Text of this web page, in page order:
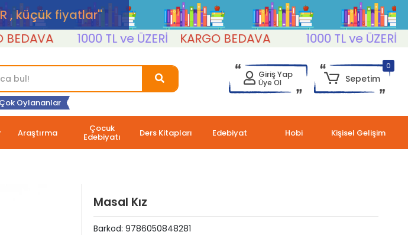
, küçük fiyatlar''
1000 TL ve ÜZERİ KARGO BEDAVA 1000 TL ve ÜZERİ
Oylananlar
Giriş Yap
Üye Ol
0
Sepetim
Araştırma Çocuk
Edebiyatı Ders Kitapları Edebiyat Hobi Kişisel Gelişim
Masal Kız
Barkod: 9786050848281